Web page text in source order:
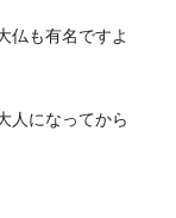
仏も有名ですよ
人になってから